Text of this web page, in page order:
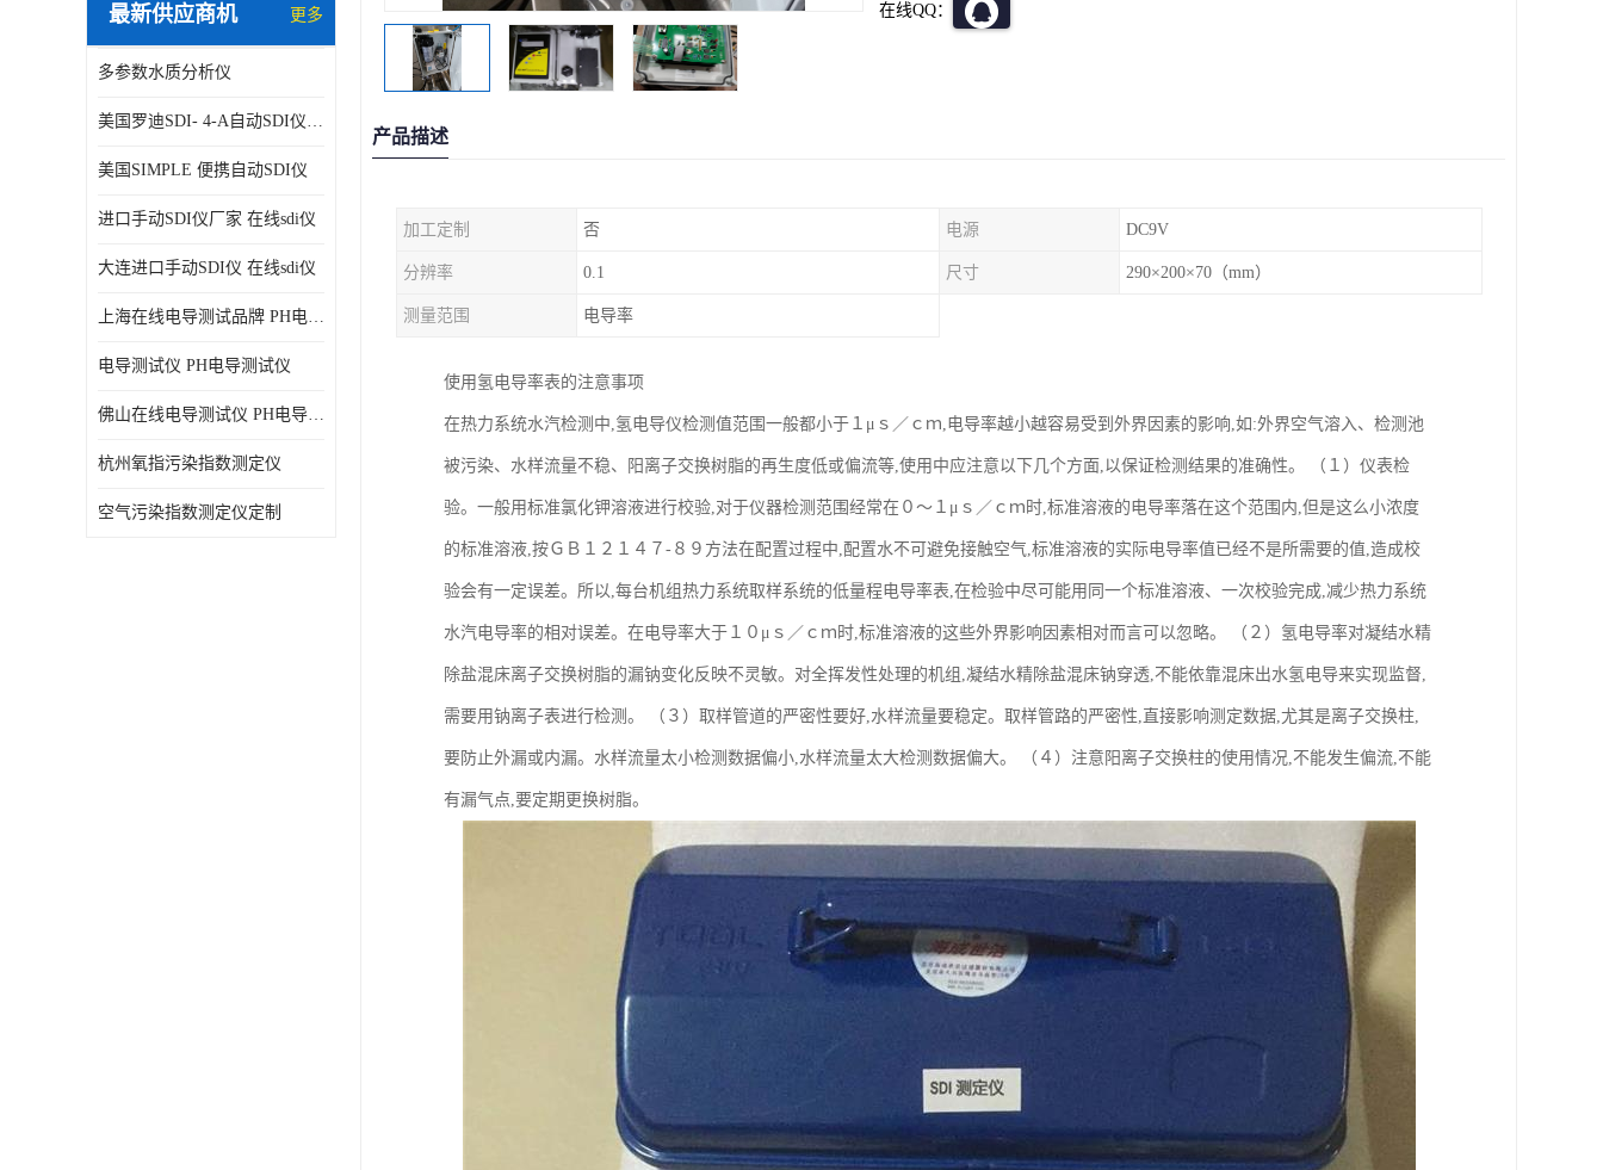
最新供应商机 更多
多参数水质分析仪
美国罗迪SDI- 4-A自动SDI仪在线分析仪污染指数仪
美国SIMPLE 便携自动SDI仪
进口手动SDI仪厂家 在线sdi仪
大连进口手动SDI仪 在线sdi仪
上海在线电导测试品牌 PH电导测试仪
电导测试仪 PH电导测试仪
佛山在线电导测试仪 PH电导测试仪
杭州氧指污染指数测定仪
空气污染指数测定仪定制
在线QQ：
产品描述
加工定制 否 电源 DC9V
分辨率 0.1 尺寸 290×200×70（mm）
测量范围 电导率
使用氢电导率表的注意事项
在热力系统水汽检测中,氢电导仪检测值范围一般都小于１μｓ／ｃｍ,电导率越小越容易受到外界因素的影响,如:外界空气溶入、检测池
被污染、水样流量不稳、阳离子交换树脂的再生度低或偏流等,使用中应注意以下几个方面,以保证检测结果的准确性。 （１）仪表检
验。一般用标准氯化钾溶液进行校验,对于仪器检测范围经常在０～１μｓ／ｃｍ时,标准溶液的电导率落在这个范围内,但是这么小浓度
的标准溶液,按ＧＢ１２１４７-８９方法在配置过程中,配置水不可避免接触空气,标准溶液的实际电导率值已经不是所需要的值,造成校
验会有一定误差。所以,每台机组热力系统取样系统的低量程电导率表,在检验中尽可能用同一个标准溶液、一次校验完成,减少热力系统
水汽电导率的相对误差。在电导率大于１０μｓ／ｃｍ时,标准溶液的这些外界影响因素相对而言可以忽略。 （２）氢电导率对凝结水精
除盐混床离子交换树脂的漏钠变化反映不灵敏。对全挥发性处理的机组,凝结水精除盐混床钠穿透,不能依靠混床出水氢电导来实现监督,
需要用钠离子表进行检测。 （３）取样管道的严密性要好,水样流量要稳定。取样管路的严密性,直接影响测定数据,尤其是离子交换柱,
要防止外漏或内漏。水样流量太小检测数据偏小,水样流量太大检测数据偏大。 （４）注意阳离子交换柱的使用情况,不能发生偏流,不能
有漏气点,要定期更换树脂。